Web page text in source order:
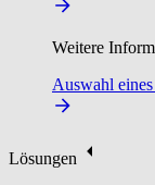
Weitere
Auswahl
Lösungen